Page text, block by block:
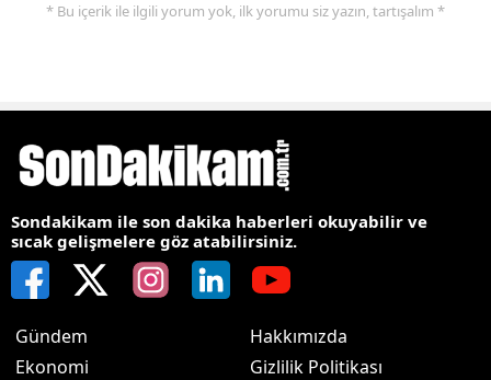
* Bu içerik ile ilgili yorum yok, ilk yorumu siz yazın, tartışalım *
Sondakikam ile son dakika haberleri okuyabilir ve
sıcak gelişmelere göz atabilirsiniz.
Gündem
Ekonomi
Hakkımızda
Gizlilik Politikası